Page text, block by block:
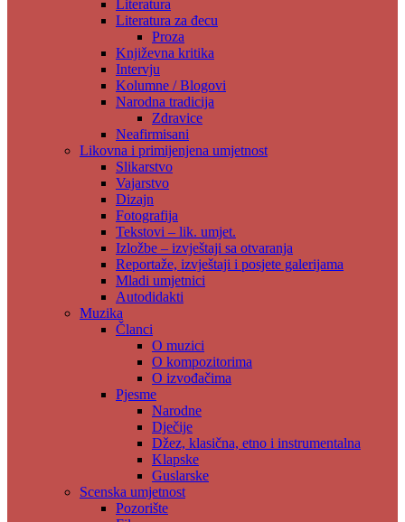
Literatura
Literatura za đecu
Proza
Književna kritika
Intervju
Kolumne / Blogovi
Narodna tradicija
Zdravice
Neafirmisani
Likovna i primijenjena umjetnost
Slikarstvo
Vajarstvo
Dizajn
Fotografija
Tekstovi – lik. umjet.
Izložbe – izvještaji sa otvaranja
Reportaže, izvještaji i posjete galerijama
Mladi umjetnici
Autodidakti
Muzika
Članci
O muzici
O kompozitorima
O izvođačima
Pjesme
Narodne
Dječije
Džez, klasična, etno i instrumentalna
Klapske
Guslarske
Scenska umjetnost
Pozorište